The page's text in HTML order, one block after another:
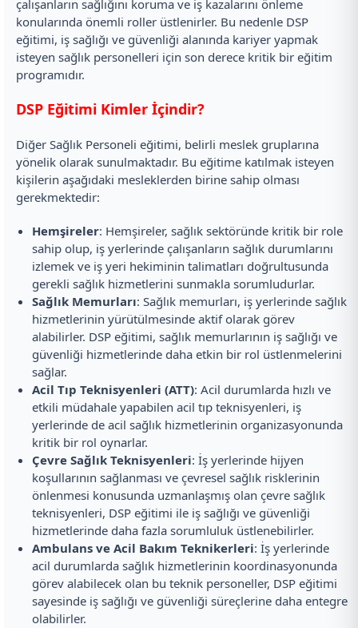
çalışanların sağlığını koruma ve iş kazalarını önleme
konularında önemli roller üstlenirler. Bu nedenle DSP
eğitimi, iş sağlığı ve güvenliği alanında kariyer yapmak
isteyen sağlık personelleri için son derece kritik bir eğitim
programıdır.
DSP Eğitimi Kimler İçindir?
Diğer Sağlık Personeli eğitimi, belirli meslek gruplarına
yönelik olarak sunulmaktadır. Bu eğitime katılmak isteyen
kişilerin aşağıdaki mesleklerden birine sahip olması
gerekmektedir:
Hemşireler: Hemşireler, sağlık sektöründe kritik bir role
sahip olup, iş yerlerinde çalışanların sağlık durumlarını
izlemek ve iş yeri hekiminin talimatları doğrultusunda
gerekli sağlık hizmetlerini sunmakla sorumludurlar.
Sağlık Memurları: Sağlık memurları, iş yerlerinde sağlık
hizmetlerinin yürütülmesinde aktif olarak görev
alabilirler. DSP eğitimi, sağlık memurlarının iş sağlığı ve
güvenliği hizmetlerinde daha etkin bir rol üstlenmelerini
sağlar.
Acil Tıp Teknisyenleri (ATT): Acil durumlarda hızlı ve
etkili müdahale yapabilen acil tıp teknisyenleri, iş
yerlerinde de acil sağlık hizmetlerinin organizasyonunda
kritik bir rol oynarlar.
Çevre Sağlık Teknisyenleri: İş yerlerinde hijyen
koşullarının sağlanması ve çevresel sağlık risklerinin
önlenmesi konusunda uzmanlaşmış olan çevre sağlık
teknisyenleri, DSP eğitimi ile iş sağlığı ve güvenliği
hizmetlerinde daha fazla sorumluluk üstlenebilirler.
Ambulans ve Acil Bakım Teknikerleri: İş yerlerinde
acil durumlarda sağlık hizmetlerinin koordinasyonunda
görev alabilecek olan bu teknik personeller, DSP eğitimi
sayesinde iş sağlığı ve güvenliği süreçlerine daha entegre
olabilirler.